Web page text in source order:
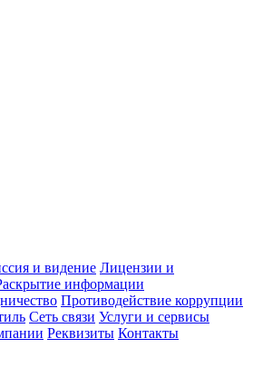
и видение Лицензии и
информации
Противодействие коррупции
Сеть связи Услуги и сервисы
Реквизиты Контакты